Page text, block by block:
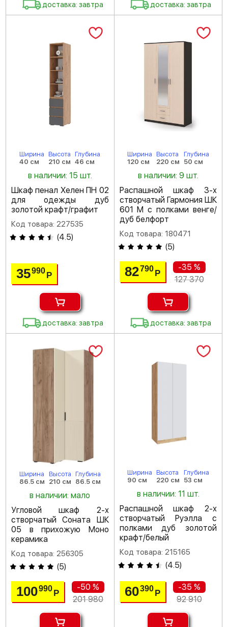
доставка: завтра доставка: завтра
Ширина
40 см
Высота
210 см
Глубина
46 см
в наличии: 15 шт.
Шкаф пенал Хелен ПН 02
для одежды дуб
золотой крафт/графит
Код товара: 227535
(4.5)
35990Р
доставка: завтра
Ширина
120 см
Высота
220 см
Глубина
50 см
в наличии: 9 шт.
Распашной шкаф 3-х
створчатый Гармония ШК
601 М с полками венге/
дуб белфорт
Код товара: 180471
(5)
82790 Р
-35 %
127 370
доставка: завтра
Ширина
86.5 см
Высота
210 см
Глубина
86.5 см
в наличии: мало
Угловой шкаф 2-х
створчатый Соната ШК
05 в прихожую Моно
керамика
Код товара: 256305
(5)
100990 Р
-50 %
201 980
Ширина
90 см
Высота
220 см
Глубина
53 см
в наличии: 11 шт.
Распашной шкаф 2-х
створчатый Руэлла с
полками дуб золотой
крафт/белый
Код товара: 215165
(4.5)
60390 Р
-35 %
92 910